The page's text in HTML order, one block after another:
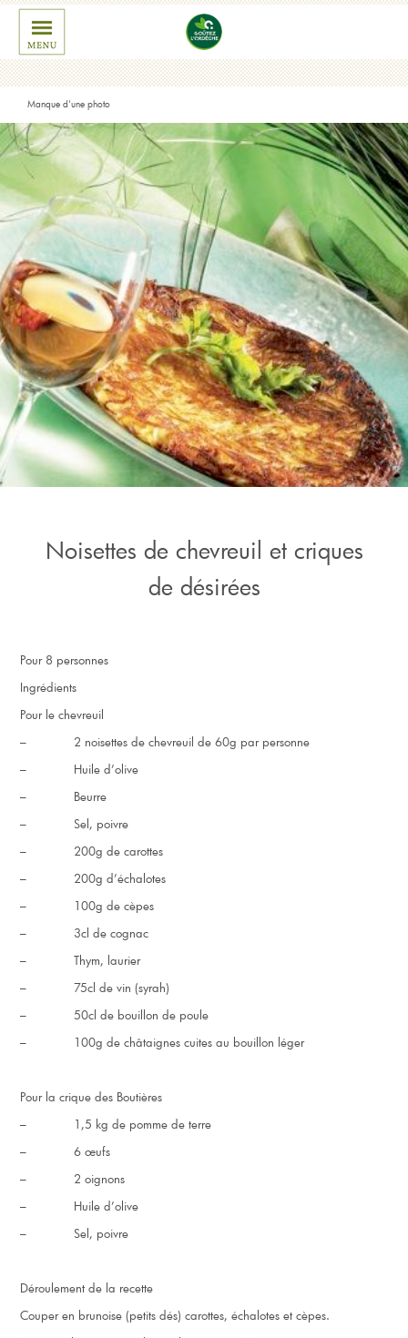
Manque d'une photo
Noisettes de chevreuil et criques
de désirées
Pour 8 personnes
Ingrédients
Pour le chevreuil
– 2 noisettes de chevreuil de 60g par personne
– Huile d’olive
– Beurre
– Sel, poivre
– 200g de carottes
– 200g d’échalotes
– 100g de cèpes
– 3cl de cognac
– Thym, laurier
– 75cl de vin (syrah)
– 50cl de bouillon de poule
– 100g de châtaignes cuites au bouillon léger
Pour la crique des Boutières
– 1,5 kg de pomme de terre
– 6 œufs
– 2 oignons
– Huile d’olive
– Sel, poivre
Déroulement de la recette
Couper en brunoise (petits dés) carottes, échalotes et cèpes.